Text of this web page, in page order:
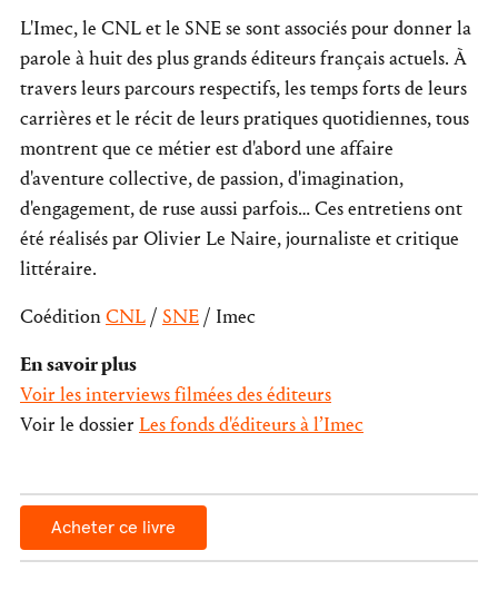
L'Imec, le CNL et le SNE se sont associés pour donner la
parole à huit des plus grands éditeurs français actuels. À
travers leurs parcours respectifs, les temps forts de leurs
carrières et le récit de leurs pratiques quotidiennes, tous
montrent que ce métier est d'abord une affaire
d'aventure collective, de passion, d'imagination,
d'engagement, de ruse aussi parfois… Ces entretiens ont
été réalisés par Olivier Le Naire, journaliste et critique
littéraire.
CoéditionCNL / SNE / Imec
En savoir plus
Voir les interviews filmées des éditeurs
Voir le dossier Les fonds d'éditeurs à l’Imec
Acheter ce livre